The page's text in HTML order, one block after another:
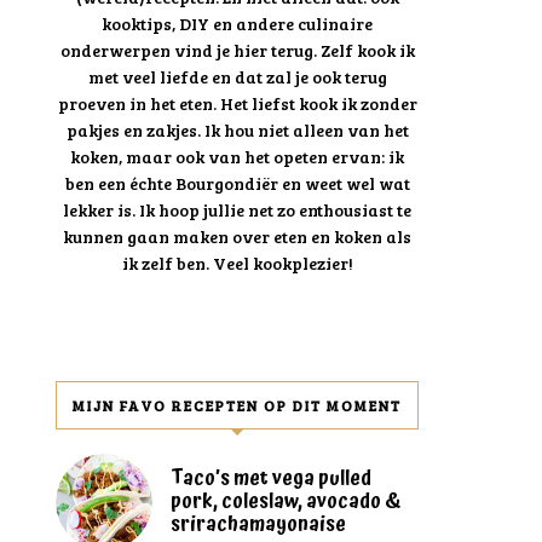
kooktips, DIY en andere culinaire
onderwerpen vind je hier terug. Zelf kook ik
met veel liefde en dat zal je ook terug
proeven in het eten. Het liefst kook ik zonder
pakjes en zakjes. Ik hou niet alleen van het
koken, maar ook van het opeten ervan: ik
ben een échte Bourgondiër en weet wel wat
lekker is. Ik hoop jullie net zo enthousiast te
kunnen gaan maken over eten en koken als
ik zelf ben. Veel kookplezier!
MIJN FAVO RECEPTEN OP DIT MOMENT
Taco’s met vega pulled
pork, coleslaw, avocado &
srirachamayonaise